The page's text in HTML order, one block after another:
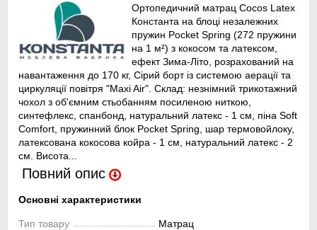
Ортопедичний матрац Cocos Latex
Константа на блоці незалежних
пружин Pocket Spring (272 пружини
на 1 м²) з кокосом та латексом,
ефект Зима-Літо, розрахований на
навантаження до 170 кг, Сірий борт із системою аерації та
циркуляції повітря "Maxi Air". Склад: незнімний трикотажний
чохол з об'ємним стьобанням посиленою ниткою,
синтефлекс, спанбонд, натуральний латекс - 1 см, піна Soft
Comfort, пружинний блок Pocket Spring, шар термовойлоку,
латексована кокосова койра - 1 см, натуральний латекс - 2
см. Висота...
Повний опис
Основні характеристики
Тип товару
Матрац